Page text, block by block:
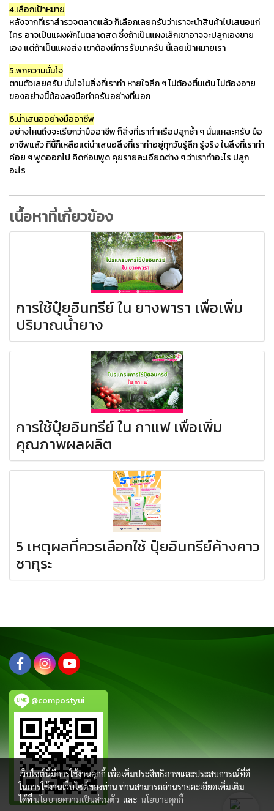
4.เลือกเป้าหมาย
หลังจากที่เราสำรวจตลาดแล้ว ก็เลือกเลยครับว่าเราจะนำสินค้าไปเสนอแก่
ใคร อาจเป็นแผงผักในตลาดสด ซึ่งถ้าเป็นแผงเล็กเขาอาจจะปลูกเองขาย
เอง แต่ถ้าเป็นแผงส่ง เขาต้องมีการรับมาครับ นี้เลยเป้าหมายเรา
5.พกความมั่นใจ
ตามตัวเลยครับ มั่นใจในสิ่งที่เราทำ หายใจลึก ๆ ไม่ต้องตื่นเต้น ไม่ต้องอาย
ของอย่างนี้ต้องลงมือทำครับอย่างที่บอก
6.นำเสนออย่างมืออาชีพ
อย่างไหนถึงจะเรียกว่ามืออาชีพ ก็สิ่งที่เราทำหรือปลูกซ้ำ ๆ นั่นแหละครับ มือ
อาชีพแล้ว ทีนี้ก็เหลือแต่นำเสนอสิ่งที่เราทำอยู่ทุกวันรู้ลึก รู้จริง ในสิ่งที่เราทำ
ค่อย ๆ พูดออกไป คิดก่อนพูด คุยรายละเอียดต่าง ๆ ว่าเราทำอะไร ปลูก
อะไร
เนื้อหาที่เกี่ยวข้อง
การใช้ปุ๋ยอินทรีย์ ใน ยางพารา เพื่อเพิ่ม
ปริมาณน้ำยาง
การใช้ปุ๋ยอินทรีย์ ใน กาแฟ เพื่อเพิ่ม
คุณภาพผลผลิต
5 เหตุผลที่ควรเลือกใช้ ปุ๋ยอินทรีย์ค้างคาว
ซากุระ
@compostyui
เว็บไซต์นี้มีการใช้งานคุกกี้ เพื่อเพิ่มประสิทธิภาพและประสบการณ์ที่ดี
ในการใช้งานเว็บไซต์ของท่าน ท่านสามารถอ่านรายละเอียดเพิ่มเติม
ได้ที่นโยบายความเป็นส่วนตัว และ นโยบายคุกกี้